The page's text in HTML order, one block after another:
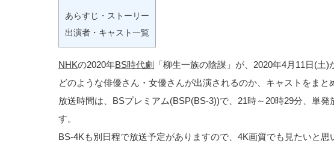
あらすじ・ストーリー
出演者・キャスト一覧
NHKの2020年BS時代劇
「柳生一族の陰謀」が、2020年4月11日(土)
どのような俳優さん・女優さんが出演されるのか、キャストをまと
放送時間は、BSプレミアム(BSP(BS-3))で、21時～20時29分、単
す。
BS-4Kも別日程で放送予定がありますので、4K画質でも見たいと思